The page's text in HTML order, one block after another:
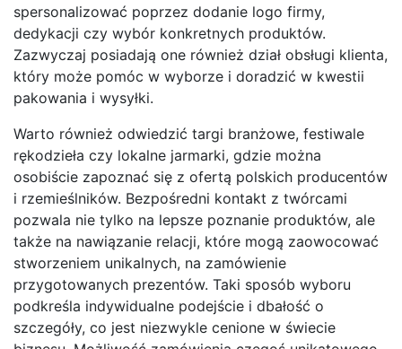
spersonalizować poprzez dodanie logo firmy,
dedykacji czy wybór konkretnych produktów.
Zazwyczaj posiadają one również dział obsługi klienta,
który może pomóc w wyborze i doradzić w kwestii
pakowania i wysyłki.
Warto również odwiedzić targi branżowe, festiwale
rękodzieła czy lokalne jarmarki, gdzie można
osobiście zapoznać się z ofertą polskich producentów
i rzemieślników. Bezpośredni kontakt z twórcami
pozwala nie tylko na lepsze poznanie produktów, ale
także na nawiązanie relacji, które mogą zaowocować
stworzeniem unikalnych, na zamówienie
przygotowanych prezentów. Taki sposób wyboru
podkreśla indywidualne podejście i dbałość o
szczegóły, co jest niezwykle cenione w świecie